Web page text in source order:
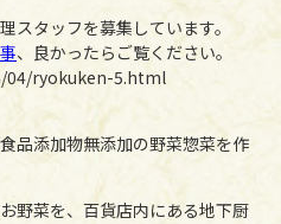
スタッフを募集しています。
、良かったらご覧ください。
04/ryokuken-5.html
品添加物無添加の野菜惣菜を作
野菜を、百貨店内にある地下厨